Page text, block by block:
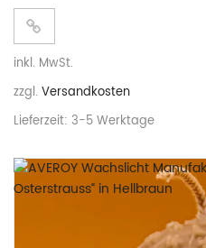
inkl. MwSt.
zzgl. Versandkosten
Lieferzeit: 3-5 Werktage